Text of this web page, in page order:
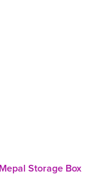
Mepal Storage Box